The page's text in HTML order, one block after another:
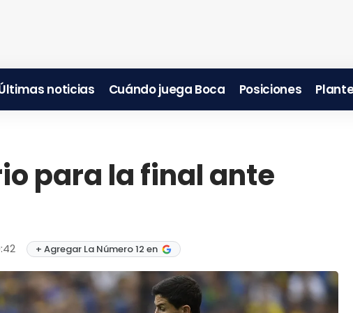
noticias Cuándo juega Boca Posiciones
para la final ante
+ Agregar La Número 12 en